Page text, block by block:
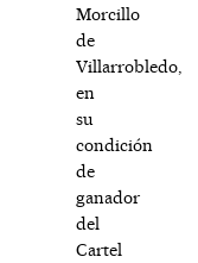
Morcillo
de
Villarrobledo,
en
su
condición
de
ganador
del
Cartel